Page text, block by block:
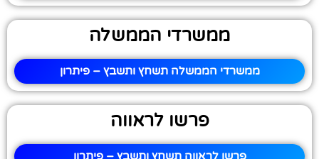
ממשרדי הממשלה
ממשרדי הממשלה תשחץ ותשבץ – פיתרון
פרשו לראווה
פרשו לראווה תשחץ ותשבץ – פיתרון